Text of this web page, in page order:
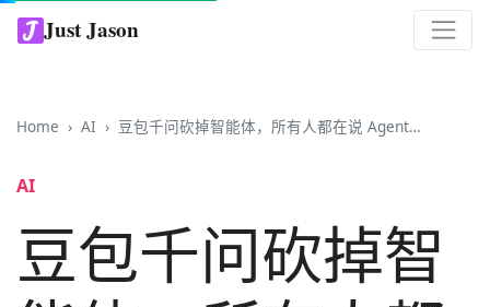
Just Jason
Home AI 豆包千问砍掉智能体，所有人都在说 Agent 凉了——但死掉的从来不是技术，是没算清一笔账的人
AI
豆包千问砍掉智